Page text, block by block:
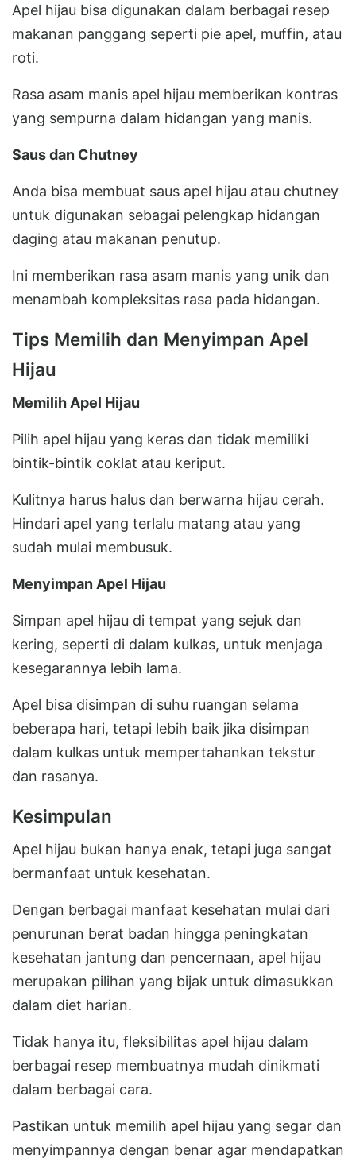
Apel hijau bisa digunakan dalam berbagai resep
makanan panggang seperti pie apel, muffin, atau
roti.
Rasa asam manis apel hijau memberikan kontras
yang sempurna dalam hidangan yang manis.
Saus dan Chutney
Anda bisa membuat saus apel hijau atau chutney
untuk digunakan sebagai pelengkap hidangan
daging atau makanan penutup.
Ini memberikan rasa asam manis yang unik dan
menambah kompleksitas rasa pada hidangan.
Tips Memilih dan Menyimpan Apel
Hijau
Memilih Apel Hijau
Pilih apel hijau yang keras dan tidak memiliki
bintik-bintik coklat atau keriput.
Kulitnya harus halus dan berwarna hijau cerah.
Hindari apel yang terlalu matang atau yang
sudah mulai membusuk.
Menyimpan Apel Hijau
Simpan apel hijau di tempat yang sejuk dan
kering, seperti di dalam kulkas, untuk menjaga
kesegarannya lebih lama.
Apel bisa disimpan di suhu ruangan selama
beberapa hari, tetapi lebih baik jika disimpan
dalam kulkas untuk mempertahankan tekstur
dan rasanya.
Kesimpulan
Apel hijau bukan hanya enak, tetapi juga sangat
bermanfaat untuk kesehatan.
Dengan berbagai manfaat kesehatan mulai dari
penurunan berat badan hingga peningkatan
kesehatan jantung dan pencernaan, apel hijau
merupakan pilihan yang bijak untuk dimasukkan
dalam diet harian.
Tidak hanya itu, fleksibilitas apel hijau dalam
berbagai resep membuatnya mudah dinikmati
dalam berbagai cara.
Pastikan untuk memilih apel hijau yang segar dan
menyimpannya dengan benar agar mendapatkan